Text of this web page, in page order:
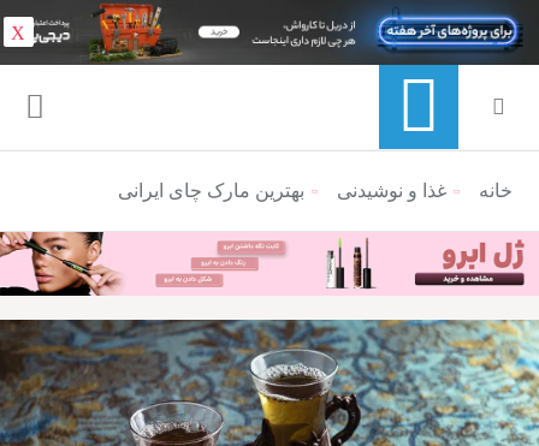
منوی ناوبری خرده نان
خانه غذا و نوشیدنی بهترین مارک چای ایرانی
X